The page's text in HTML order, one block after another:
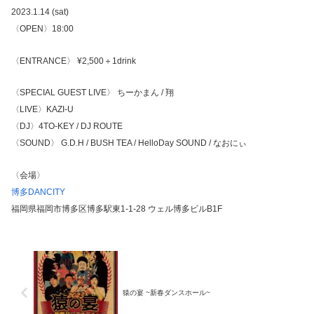
2023.1.14 (sat)
〈OPEN〉18:00
〈ENTRANCE〉 ¥2,500＋1drink
〈SPECIAL GUEST LIVE〉 ちーかまん / 翔
〈LIVE〉KAZI-U
〈DJ〉4TO-KEY / DJ ROUTE
〈SOUND〉 G.D.H / BUSH TEA / HelloDay SOUND / なおにぃ
〈会場〉
博多DANCITY
福岡県福岡市博多区博多駅東1-1-28 ウェル博多ビルB1F
猿の宴 ~新春ダンスホール~